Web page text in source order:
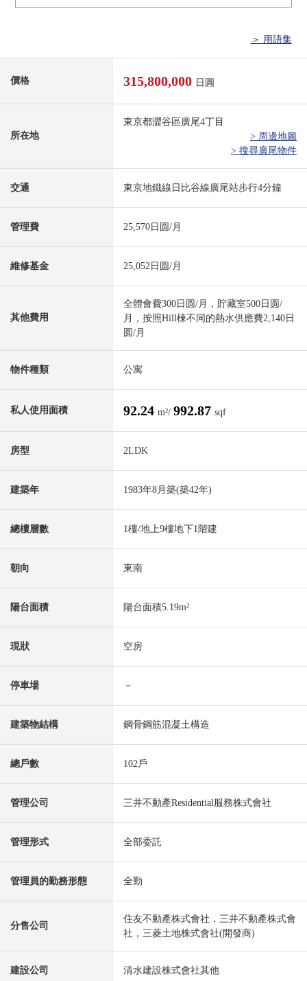
＞ 用語集
價格 315,800,000 日圓
所在地
東京都澀谷區廣尾4丁目
> 周邊地圖
> 搜尋廣尾物件
交通 東京地鐵線日比谷線廣尾站步行4分鐘
管理費 25,570日圆/月
維修基金 25,052日圆/月
其他費用
全體會費300日圆/月，貯藏室500日圆/
月，按照Hill棟不同的熱水供應費2,140日
圆/月
物件種類 公寓
私人使用面積 92.24 m²/ 992.87 sqf
房型 2LDK
建築年 1983年8月築(築42年)
總樓層數 1樓/地上9樓地下1階建
朝向 東南
陽台面積 陽台面積5.19m²
現狀 空房
停車場 －
建築物結構 鋼骨鋼筋混凝土構造
總戶數 102戶
管理公司 三井不動產Residential服務株式會社
管理形式 全部委託
管理員的勤務形態 全勤
分售公司
住友不動產株式會社，三井不動產株式會
社，三菱土地株式會社(開發商)
建設公司 清水建設株式會社其他